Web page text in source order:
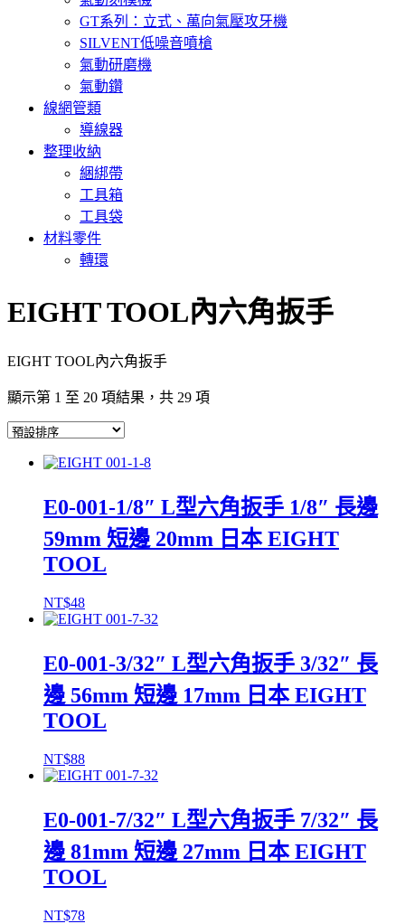
GT系列：立式、萬向氣壓攻牙機
SILVENT低噪音噴槍
氣動研磨機
氣動鑽
線網管類
導線器
整理收納
綑綁帶
工具箱
工具袋
材料零件
轉環
EIGHT TOOL內六角扳手
EIGHT TOOL內六角扳手
顯示第 1 至 20 項結果，共 29 項
E0-001-1/8″ L型六角扳手 1/8″ 長邊
59mm 短邊 20mm 日本 EIGHT
TOOL
NT$48
E0-001-3/32″ L型六角扳手 3/32″ 長
邊 56mm 短邊 17mm 日本 EIGHT
TOOL
NT$88
E0-001-7/32″ L型六角扳手 7/32″ 長
邊 81mm 短邊 27mm 日本 EIGHT
TOOL
NT$78